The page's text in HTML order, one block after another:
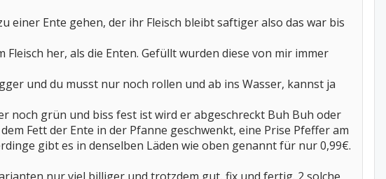
einer Ente gehen, der ihr Fleisch bleibt saftiger also das war bis
her, als die Enten. Gefüllt wurden diese von mir immer
und du musst nur noch rollen und ab ins Wasser, kannst ja
noch grün und biss fest ist wird er abgeschreckt Buh Buh oder
Fett der Ente in der Pfanne geschwenkt, eine Prise Pfeffer am
gibt es in denselben Läden wie oben genannt für nur 0,99€.